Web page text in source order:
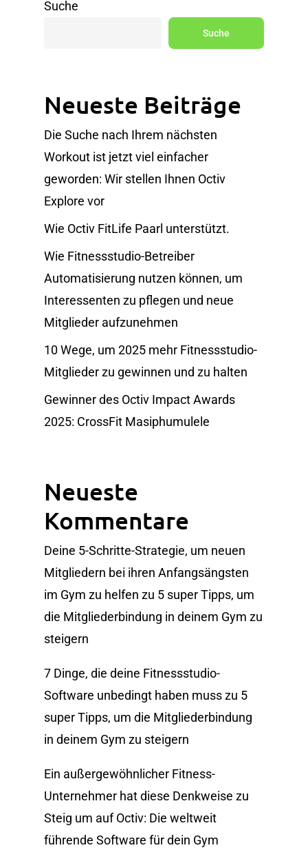
Suche
Suche
Neueste Beiträge
Die Suche nach Ihrem nächsten
Workout ist jetzt viel einfacher
geworden: Wir stellen Ihnen Octiv
Explore vor
Wie Octiv FitLife Paarl unterstützt.
Wie Fitnessstudio-Betreiber
Automatisierung nutzen können, um
Interessenten zu pflegen und neue
Mitglieder aufzunehmen
10 Wege, um 2025 mehr Fitnessstudio-
Mitglieder zu gewinnen und zu halten
Gewinner des Octiv Impact Awards
2025: CrossFit Masiphumulele
Neueste
Kommentare
Deine 5-Schritte-Strategie, um neuen
Mitgliedern bei ihren Anfangsängsten
im Gym zu helfen zu 5 super Tipps, um
die Mitgliederbindung in deinem Gym zu
steigern
7 Dinge, die deine Fitnessstudio-
Software unbedingt haben musszu 5
super Tipps, um die Mitgliederbindung
in deinem Gym zu steigern
Ein außergewöhnlicher Fitness-
Unternehmer hat diese Denkweise zu
Steig um auf Octiv: Die weltweit
führende Software für dein Gym